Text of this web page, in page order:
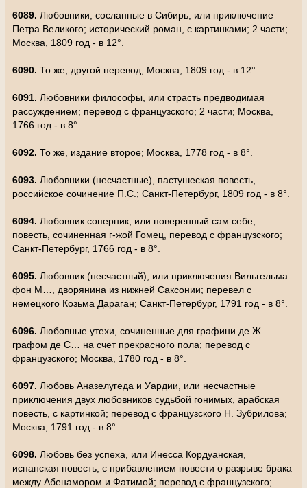
6089. Любовники, сосланные в Сибирь, или приключение
Петра Великого; исторический роман, с картинками; 2 части;
Москва, 1809 год - в 12°.
6090. То же, другой перевод; Москва, 1809 год - в 12°.
6091. Любовники философы, или страсть предводимая
рассуждением; перевод с французского; 2 части; Москва,
1766 год - в 8°.
6092. То же, издание второе; Москва, 1778 год - в 8°.
6093. Любовники (несчастные), пастушеская повесть,
российское сочинение П.С.; Санкт-Петербург, 1809 год - в 8°.
6094. Любовник соперник, или поверенный сам себе;
повесть, сочиненная г-жой Гомец, перевод с французского;
Санкт-Петербург, 1766 год - в 8°.
6095. Любовник (несчастный), или приключения Вильгельма
фон М…, дворянина из нижней Саксонии; перевел с
немецкого Козьма Дараган; Санкт-Петербург, 1791 год - в 8°.
6096. Любовные утехи, сочиненные для графини де Ж…
графом де С… на счет прекрасного пола; перевод с
французского; Москва, 1780 год - в 8°.
6097. Любовь Аназелугеда и Уардии, или несчастные
приключения двух любовников судьбой гонимых, арабская
повесть, с картинкой; перевод с французского Н. Зубрилова;
Москва, 1791 год - в 8°.
6098. Любовь без успеха, или Инесса Кордуанская,
испанская повесть, с прибавлением повести о разрыве брака
между Абенамором и Фатимой; перевод с французского;